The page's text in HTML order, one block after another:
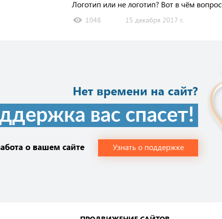
Логотип или не логотип? Вот в чём вопрос
1048 15 декабря 2017 г.
Нет времени на сайт?
вас спасет!
о вашем сайте Узнать о поддержке